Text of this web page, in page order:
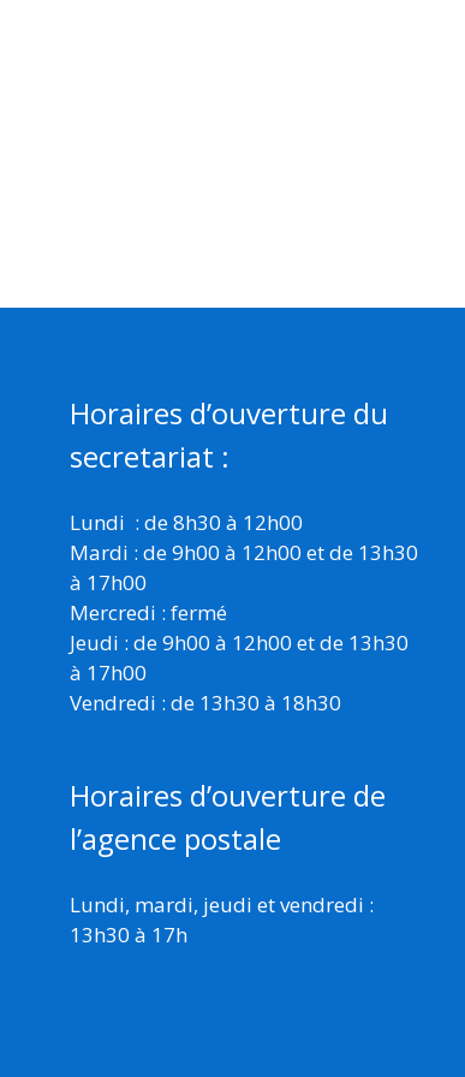
Horaires d’ouverture du
secretariat :
Lundi : de 8h30 à 12h00
Mardi : de 9h00 à 12h00 et de 13h30
à 17h00
Mercredi : fermé
Jeudi : de 9h00 à 12h00 et de 13h30
à 17h00
Vendredi : de 13h30 à 18h30
Horaires d’ouverture de
l’agence postale
Lundi, mardi, jeudi et vendredi :
13h30 à 17h